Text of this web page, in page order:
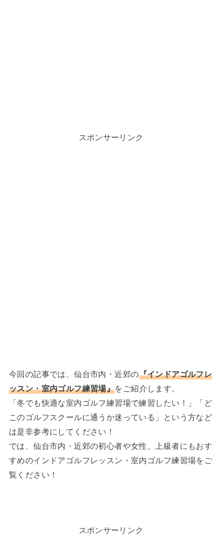
スポンサーリンク
今回の記事では、仙台市内・近郊の『インドアゴルフレ
ッスン・室内ゴルフ練習場』をご紹介します。
「冬でも快適な室内ゴルフ練習場で練習したい！」「ど
このゴルフスクールに通うか迷っている」という方など
は是非参考にしてください！
では、仙台市内・近郊の初心者や女性、上級者にもおす
すめのインドアゴルフレッスン・室内ゴルフ練習場をご
覧ください！
スポンサーリンク